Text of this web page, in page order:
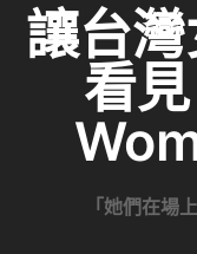
讓台
看
「她們在場